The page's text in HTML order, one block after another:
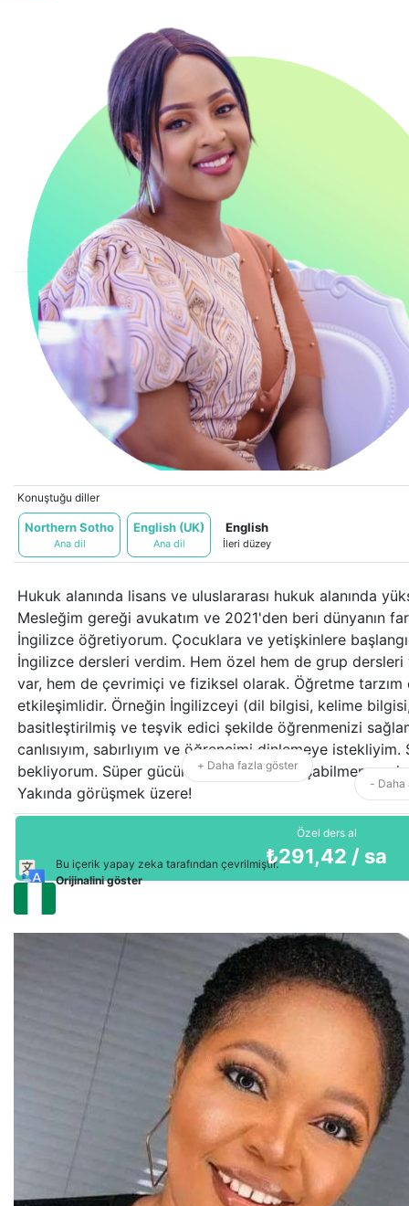
Her şeyden önce, öğrenmenin eğlenceli olması
ve olumlu, destekleyici bir yaklaşımla, öğrencilerime
için ilham veriyorum. Her derste, öğrencilerin
keşfetme konusunda güçlendikleri bir macera olan
Bu içerik yapay zeka tarafından çevrilmiştir.
Orijinalini göster
Konuştuğu diller
Northern Sotho
Ana dil
English (UK)
Ana dil
English
İleri düzey
Hukuk alanında lisans ve uluslararası hukuk alanında
Mesleğim gereği avukatım ve 2021'den beri dünyanın
İngilizce öğretiyorum. Çocuklara ve yetişkinlere
İngilizce dersleri verdim. Hem özel hem de grup
var, hem de çevrimiçi ve fiziksel olarak. Öğretme
etkileşimlidir. Örneğin İngilizceyi (dil bilgisi, kelime
basitleştirilmiş ve teşvik edici şekilde öğrenmenizi
canlısıyım, sabırlıyım ve öğrencimi dinlemeye
bekliyorum. Süper gücüm birçok dili konuşabilmem ve
Yakında görüşmek üzere!
Bu içerik yapay zeka tarafından çevrilmiştir.
Orijinalini göster
+ Daha fazla göster
- Daha
Özel ders al
₺291,42 / sa